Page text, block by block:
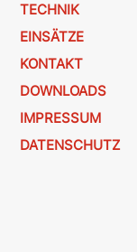
TECHNIK
EINSÄTZE
KONTAKT
DOWNLOADS
IMPRESSUM
DATENSCHUTZ